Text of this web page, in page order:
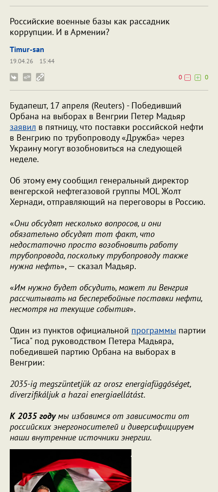
Российские военные базы как рассадник
коррупции. И в Армении?
Timur-san
19.04.26
15:44
0
0
Будапешт, 17 апреля (Reuters) - Победивший
Орбана на выборах в Венгрии Петер Мадьяр
заявил в пятницу, что поставки российской нефти
в Венгрию по трубопроводу «Дружба» через
Украину могут возобновиться на следующей
неделе.
Об этому ему сообщил генеральный директор
венгерской нефтегазовой группы MOL Жолт
Хернади, отправляющий на переговоры в Россию.
«Они обсудят несколько вопросов, и они
обязательно обсудят тот факт, что
недостаточно просто возобновить работу
трубопровода, поскольку трубопроводу также
нужна нефть», — сказал Мадьяр.
«Им нужно будет обсудить, может ли Венгрия
рассчитывать на бесперебойные поставки нефти,
несмотря на текущие события».
Один из пунктов официальной программы партии
"Тиса" под руководством Петера Мадьяра,
победившей партию Орбана на выборах в
Венгрии:
2035-ig megszüntetjük az orosz energiafüggőséget,
diverzifikáljuk a hazai energiaellátást.
К 2035 годумы избавимся от зависимости от
российских энергоносителей и диверсифицируем
наши внутренние источники энергии.